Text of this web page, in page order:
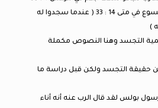
فهم التلاميذ حقيقة الرب يسوع في متى 14 : 33 ( عندما سجدوا له
)
التجسد وهنا النصوص مكملة
حقيقة التجسد ولكن قبل دراسة ما
بولس لقد قال الرب عنه أنه أناء